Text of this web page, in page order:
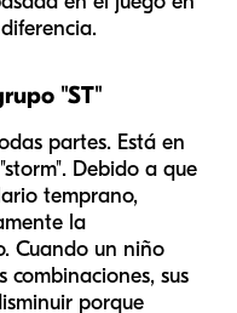
"ST"
partes. Está en
Debido a que
temprano,
la
Cuando un niño
combinaciones, sus
porque